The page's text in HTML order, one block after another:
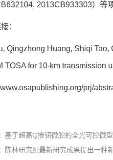
2013CB933303）等
：
Qingzhong Huang, Shiqi Tao,
TOSA for 10-km transmission
prj/
基于超高Q掺铒微腔的全光可控微
陈林研究组最新研究成果提出一种